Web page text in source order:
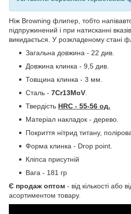
Ніж Browning флипер, тобто
підпружинений і при натисканні
викидається. У розкладеному стані
Загальна довжина - 22 див.
Довжина клинка - 9,5 див.
Товщина клинка - 3 мм.
Сталь - 7Cr13MoV
Твердість HRC - 55-56 од.
Матеріал накладок - дерево.
Покриття нітрид титану,
Форма клинка - Drop point.
Кліпса присутній
Вага - 181 гр
Є продаж оптом - від кількості або
асортиментом товару.